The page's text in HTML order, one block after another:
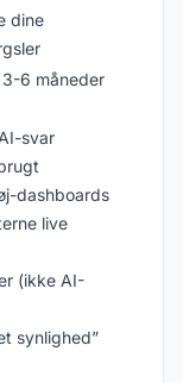
dine
3-6 måneder
svar
dashboards
live
(ikke AI-
synlighed”